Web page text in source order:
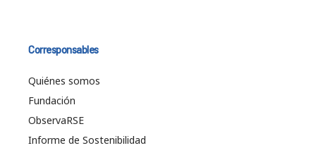
Corresponsables
Quiénes somos
Fundación
ObservaRSE
Informe de Sostenibilidad